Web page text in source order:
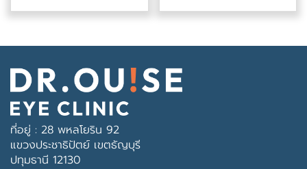
ที่อยู่ : 28 พหลโยริน 92
แขวงประชาธิปัตย์ เขตธัญบุรี
ปทุมธานี 12130